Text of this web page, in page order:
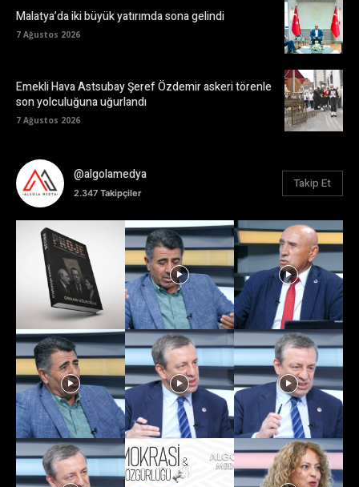
Malatya’da iki büyük yatırımda sona gelindi
7 Ağustos 2026
Emekli Hava Astsubay Şeref Özdemir askeri törenle
son yolculuğuna uğurlandı
7 Ağustos 2026
@algolamedya
2.347 Takipçiler
Takip Et